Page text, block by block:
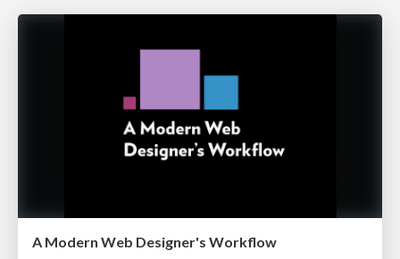
A Modern Web Designer's Workflow